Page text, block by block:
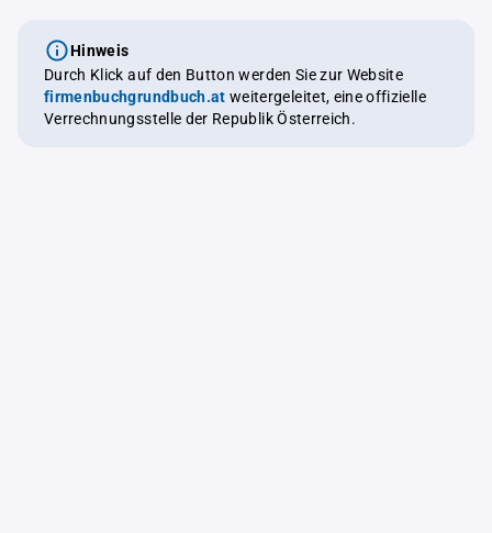
Hinweis
Durch Klick auf den Button werden Sie zur Website
firmenbuchgrundbuch.at weitergeleitet, eine offizielle
Verrechnungsstelle der Republik Österreich.